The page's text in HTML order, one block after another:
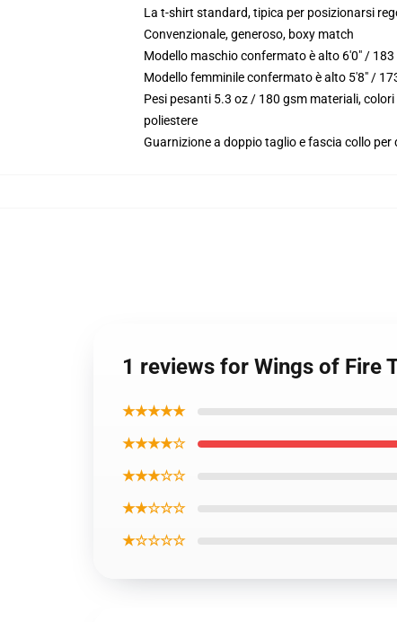
La t-shirt standard, tipica per posizionarsi
Convenzionale, generoso, boxy match
Modello maschio confermato è alto 6'0" /
Modello femminile confermato è alto 5'8" /
Pesi pesanti 5.3 oz / 180 gsm materiali,
poliestere
Guarnizione a doppio taglio e fascia collo per
1 reviews for Wings of Fire
★★★★★
★★★★☆
★★★☆☆
★★☆☆☆
★☆☆☆☆